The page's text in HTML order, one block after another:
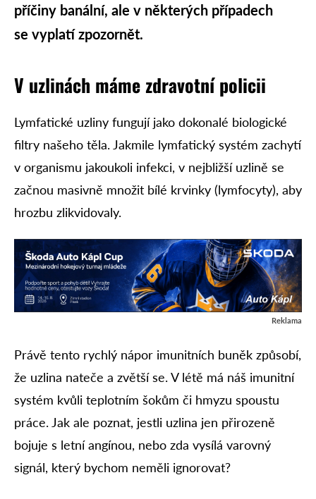
příčiny banální, ale v některých případech
se vyplatí zpozornět.
V uzlinách máme zdravotní policii
Lymfatické uzliny fungují jako dokonalé biologické
filtry našeho těla. Jakmile lymfatický systém zachytí
v organismu jakoukoli infekci, v nejbližší uzlině se
začnou masivně množit bílé krvinky (lymfocyty), aby
hrozbu zlikvidovaly.
Reklama
Právě tento rychlý nápor imunitních buněk způsobí,
že uzlina nateče a zvětší se. V létě má náš imunitní
systém kvůli teplotním šokům či hmyzu spoustu
práce. Jak ale poznat, jestli uzlina jen přirozeně
bojuje s letní angínou, nebo zda vysílá varovný
signál, který bychom neměli ignorovat?